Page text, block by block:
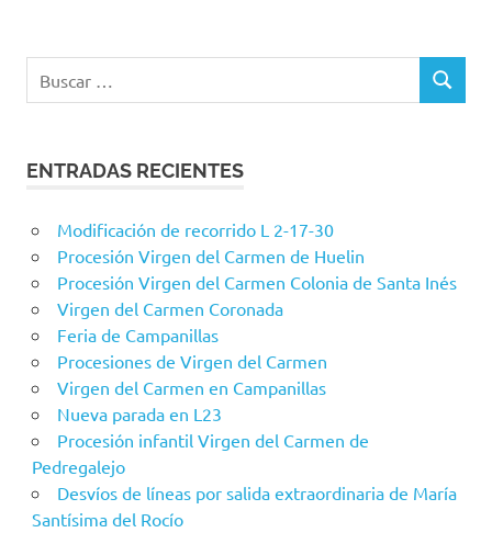
BUSCAR
ENTRADAS RECIENTES
Modificación de recorrido L 2-17-30
Procesión Virgen del Carmen de Huelin
Procesión Virgen del Carmen Colonia de Santa Inés
Virgen del Carmen Coronada
Feria de Campanillas
Procesiones de Virgen del Carmen
Virgen del Carmen en Campanillas
Nueva parada en L23
Procesión infantil Virgen del Carmen de
Pedregalejo
Desvíos de líneas por salida extraordinaria de María
Santísima del Rocío